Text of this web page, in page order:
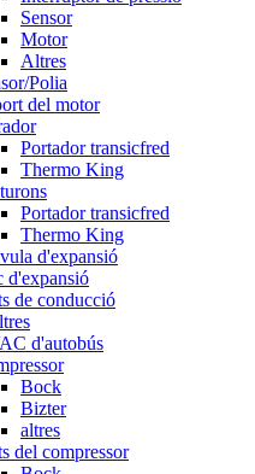
Sensor
Motor
Altres
Polia
del motor
Portador transicfred
Thermo King
Portador transicfred
Thermo King
d'expansió
d'expansió
de conducció
d'autobús
Bock
Bizter
altres
del compressor